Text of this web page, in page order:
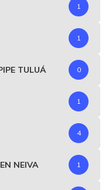
1
1
TULUÁ 0
1
4
NEIVA 1